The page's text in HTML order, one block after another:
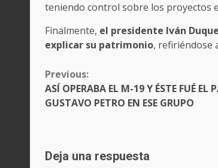
teniendo control sobre los proyectos
Finalmente, el presidente Iván
explicar su patrimonio, refiriéndose
CONTINUE
READING
Previous:
ASÍ OPERABA EL M-19 Y ÉSTE FUÉ EL
GUSTAVO PETRO EN ESE GRUPO
Deja una respuesta